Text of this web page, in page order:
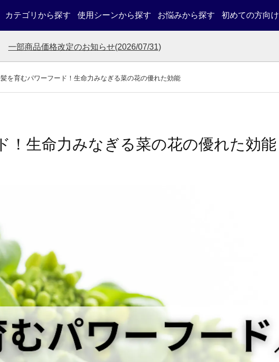
カテゴリから探す 使用シーンから探す お悩みから探す 初めての方向け
一部商品価格改定のお知らせ(2026/07/31)
髪を育むパワーフード！生命力みなぎる菜の花の優れた効能
！生命力みなぎる菜の花の優れた効能